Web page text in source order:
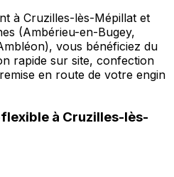
à Cruzilles-lès-Mépillat et
(Ambérieu-en-Bugey,
vous bénéficiez du
rapide sur site, confection
en route de votre engin
à Cruzilles-lès-